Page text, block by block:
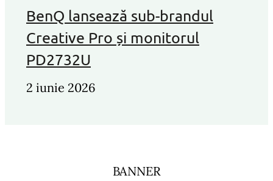
BenQ lansează sub-brandul
Creative Pro și monitorul
PD2732U
2 iunie 2026
BANNER